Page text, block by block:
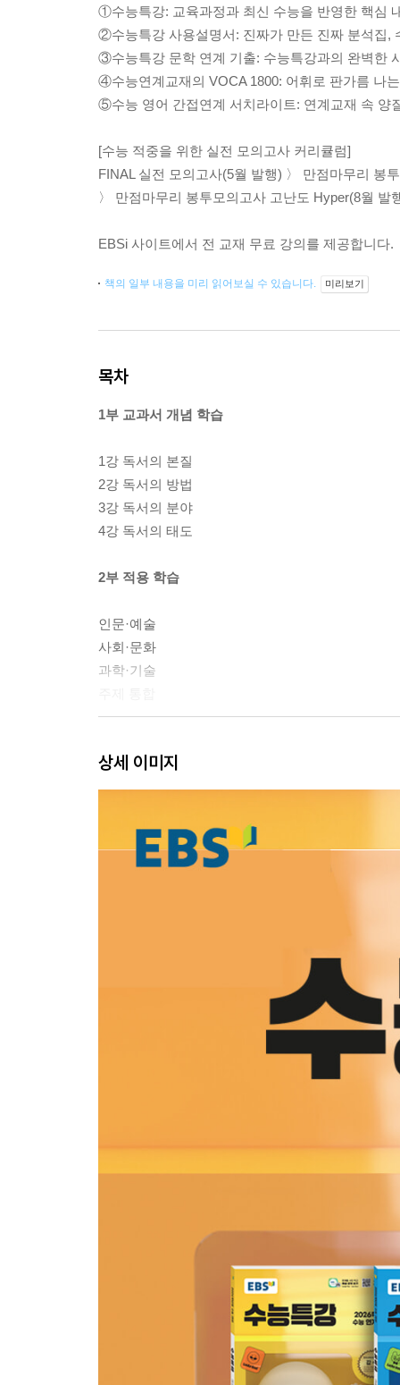
①수능특강: 교육과정과 최신 수능을 반영한 핵심
②수능특강 사용설명서: 진짜가 만든 진짜 분석집,
③수능특강 문학 연계 기출: 수능특강과의 완벽한
④수능연계교재의 VOCA 1800: 어휘로 판가름 나
⑤수능 영어 간접연계 서치라이트: 연계교재 속 양
[수능 적중을 위한 실전 모의고사 커리큘럼]
FINAL 실전 모의고사(5월 발행) 〉 만점마무리 봉
〉 만점마무리 봉투모의고사 고난도 Hyper(8월
EBSi 사이트에서 전 교재 무료 강의를 제공합니다.
책의 일부 내용을 미리 읽어보실 수 있습니다. 미리보기
목차
1부 교과서 개념 학습
1강 독서의 본질
2강 독서의 방법
3강 독서의 분야
4강 독서의 태도
2부 적용 학습
인문·예술
사회·문화
과학·기술
1회
정답과 해설
상세 이미지